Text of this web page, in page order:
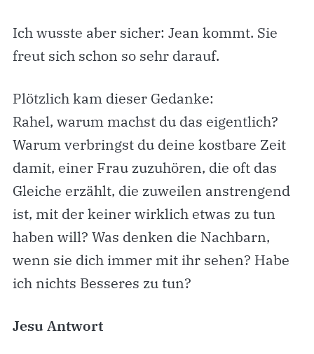
Ich wusste aber sicher: Jean kommt. Sie
freut sich schon so sehr darauf.
Plötzlich kam dieser Gedanke:
Rahel, warum machst du das eigentlich?
Warum verbringst du deine kostbare Zeit
damit, einer Frau zuzuhören, die oft das
Gleiche erzählt, die zuweilen anstrengend
ist, mit der keiner wirklich etwas zu tun
haben will? Was denken die Nachbarn,
wenn sie dich immer mit ihr sehen? Habe
ich nichts Besseres zu tun?
Jesu Antwort